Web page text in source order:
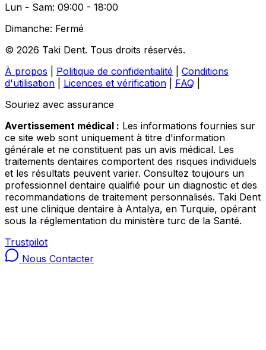
Lun - Sam: 09:00 - 18:00
Dimanche: Fermé
© 2026 Taki Dent. Tous droits réservés.
À propos
Politique de confidentialité
Conditions
d'utilisation
Licences et vérification FAQ
Souriez avec assurance
Avertissement médical : Les informations fournies sur
ce site web sont uniquement à titre d'information
générale et ne constituent pas un avis médical. Les
traitements dentaires comportent des risques individuels
et les résultats peuvent varier. Consultez toujours un
professionnel dentaire qualifié pour un diagnostic et des
recommandations de traitement personnalisés. Taki Dent
est une clinique dentaire à Antalya, en Turquie, opérant
sous la réglementation du ministère turc de la Santé.
Trustpilot
Nous Contacter